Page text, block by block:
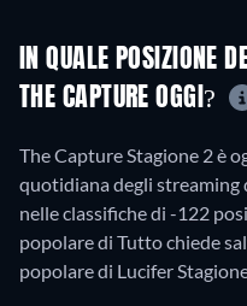
IN QUALE POSIZIONE
THE CAPTURE OGGI?
The Capture Stagione 2 è
quotidiana degli streaming
nelle classifiche di -122
popolare di Tutto chiede
popolare di Lucifer Stagione